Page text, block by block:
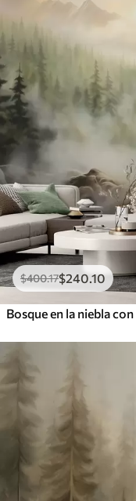
$400.17$240.10